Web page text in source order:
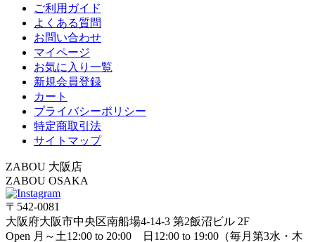
ご利用ガイド
よくある質問
お問い合わせ
マイページ
お気に入り一覧
新規会員登録
カート
プライバシーポリシー
特定商取引法
サイトマップ
ZABOU 大阪店
ZABOU OSAKA
〒542-0081
大阪府大阪市中央区南船場4-14-3 第2飯沼ビル 2F
Open 月～土12:00 to 20:00 日12:00 to 19:00（毎月第3水・木